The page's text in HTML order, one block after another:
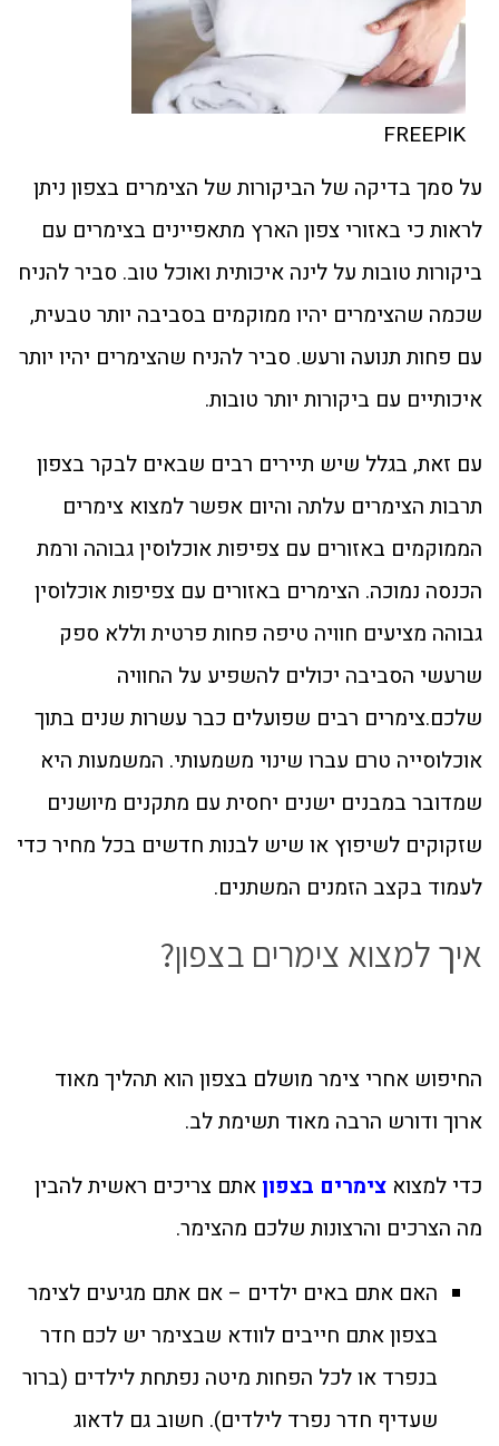
FREEPIK
על סמך בדיקה של הביקורות של הצימרים בצפון ניתן
לראות כי באזורי צפון הארץ מתאפיינים בצימרים עם
ביקורות טובות על לינה איכותית ואוכל טוב. סביר להניח
שכמה שהצימרים יהיו ממוקמים בסביבה יותר טבעית,
עם פחות תנועה ורעש. סביר להניח שהצימרים יהיו יותר
איכותיים עם ביקורות יותר טובות.
עם זאת, בגלל שיש תיירים רבים שבאים לבקר בצפון
תרבות הצימרים עלתה והיום אפשר למצוא צימרים
הממוקמים באזורים עם צפיפות אוכלוסין גבוהה ורמת
הכנסה נמוכה. הצימרים באזורים עם צפיפות אוכלוסין
גבוהה מציעים חוויה טיפה פחות פרטית וללא ספק
שרעשי הסביבה יכולים להשפיע על החוויה
שלכם.צימרים רבים שפועלים כבר עשרות שנים בתוך
אוכלוסייה טרם עברו שינוי משמעותי. המשמעות היא
שמדובר במבנים ישנים יחסית עם מתקנים מיושנים
שזקוקים לשיפוץ או שיש לבנות חדשים בכל מחיר כדי
לעמוד בקצב הזמנים המשתנים.
איך למצוא צימרים בצפון?
החיפוש אחרי צימר מושלם בצפון הוא תהליך מאוד
ארוך ודורש הרבה מאוד תשימת לב.
כדי למצוא צימרים בצפון אתם צריכים ראשית להבין
מה הצרכים והרצונות שלכם מהצימר.
האם אתם באים ילדים – אם אתם מגיעים לצימר
בצפון אתם חייבים לוודא שבצימר יש לכם חדר
בנפרד או לכל הפחות מיטה נפתחת לילדים (ברור
שעדיף חדר נפרד לילדים). חשוב גם לדאוג